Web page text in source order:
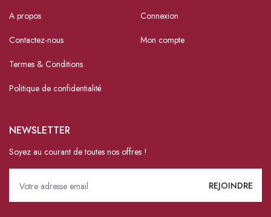
A propos
Contactez-nous
Termes & Conditions
Politique de confidentialité
Connexion
Mon compte
NEWSLETTER
Soyez au courant de toutes nos offres !